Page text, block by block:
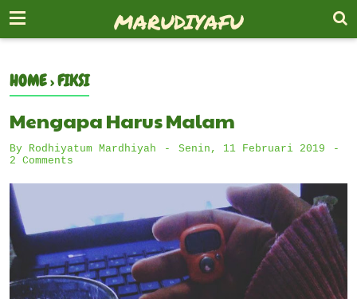
MARUDIYAFU
HOME›FIKSI
Mengapa Harus Malam
By Rodhiyatum Mardhiyah
Senin, 11 Februari 2019
2 Comments